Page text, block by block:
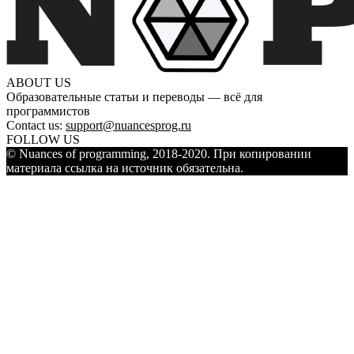
ABOUT US
Образовательные статьи и переводы — всё для
программистов
Contact us: support@nuancesprog.ru
FOLLOW US
© Nuances of programming, 2018-2020. При копировании
материала ссылка на источник обязательна.